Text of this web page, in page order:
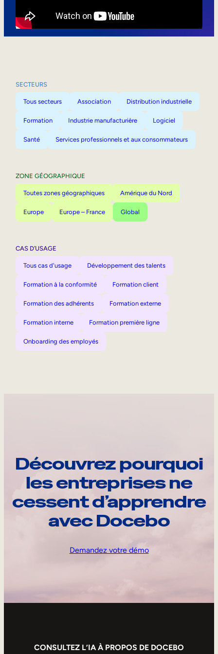
SECTEURS
Tous secteurs Association Distribution industrielle
Formation Industrie manufacturière Logiciel
Santé Services professionnels et aux consommateurs
ZONE GÉOGRAPHIQUE
Toutes zones géographiques Amérique du Nord
Europe Europe – France Global
CAS D’USAGE
Tous cas d'usage Développement des talents
Formation à la conformité Formation client
Formation des adhérents Formation externe
Formation interne Formation première ligne
Onboarding des employés
Découvrez pourquoi
les entreprises ne
cessent d’apprendre
avec Docebo
Demandez votre démo
CONSULTEZ L’IA À PROPOS DE DOCEBO